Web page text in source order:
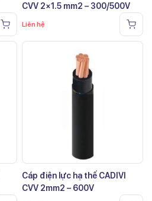
CVV 2×1.5 mm2 – 300/500V
Liên hệ
Cáp điện lực hạ thế CADIVI
CVV 2mm2 – 600V